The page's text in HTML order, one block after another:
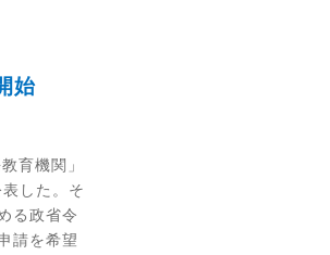
始
育機関」
した。そ
る政省令
請を希望